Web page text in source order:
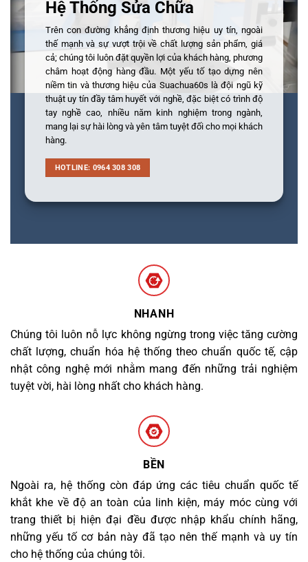
Hệ Thống Sửa Chữa
Trên con đường khẳng định thương hiệu uy tín, ngoài
thế mạnh và sự vượt trội về chất lượng sản phẩm, giá
cả; chúng tôi luôn đặt quyền lợi của khách hàng, phương
châm hoạt động hàng đầu. Một yếu tố tạo dựng nên
niềm tin và thương hiệu của Suachua60s là đội ngũ kỹ
thuật uy tín đầy tâm huyết với nghề, đặc biệt có trình độ
tay nghề cao, nhiều năm kinh nghiệm trong ngành,
mang lại sự hài lòng và yên tâm tuyệt đối cho mọi khách
hàng.
HOTLINE: 0964 308 308
NHANH
Chúng tôi luôn nỗ lực không ngừng trong việc tăng cường
chất lượng, chuẩn hóa hệ thống theo chuẩn quốc tế, cập
nhật công nghệ mới nhằm mang đến những trải nghiệm
tuyệt vời, hài lòng nhất cho khách hàng.
BỀN
Ngoài ra, hệ thống còn đáp ứng các tiêu chuẩn quốc tế
khắt khe về độ an toàn của linh kiện, máy móc cùng với
trang thiết bị hiện đại đều được nhập khẩu chính hãng,
những yếu tố cơ bản này đã tạo nên thế mạnh và uy tín
cho hệ thống của chúng tôi.